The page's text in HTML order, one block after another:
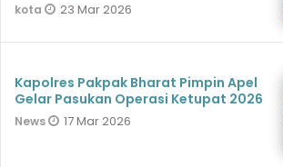
kota 23 Mar 2026
Kapolres Pakpak Bharat Pimpin Apel
Gelar Pasukan Operasi Ketupat 2026
News 17 Mar 2026